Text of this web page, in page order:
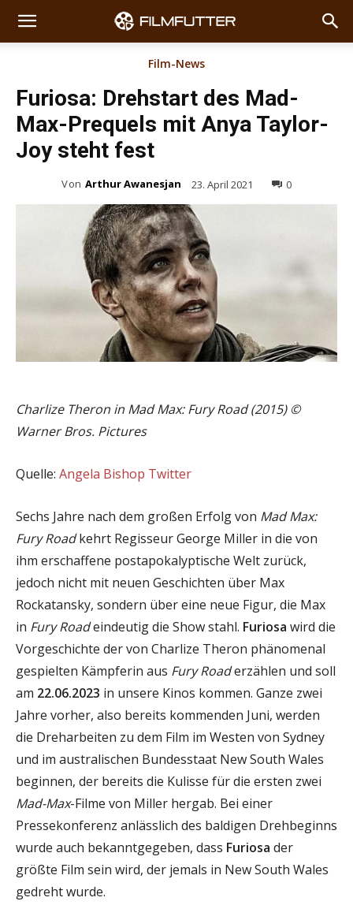
Film-News
Furiosa: Drehstart des Mad-
Max-Prequels mit Anya Taylor-
Joy steht fest
Von Arthur Awanesjan 23. April 2021 0
Charlize Theron in Mad Max: Fury Road (2015) ©
Warner Bros. Pictures
Quelle: Angela Bishop Twitter
Sechs Jahre nach dem großen Erfolg von Mad Max:
Fury Roadkehrt Regisseur George Miller in die von
ihm erschaffene postapokalyptische Welt zurück,
jedoch nicht mit neuen Geschichten über Max
Rockatansky, sondern über eine neue Figur, die Max
in Fury Roadeindeutig die Show stahl. Furiosa wird die
Vorgeschichte der von Charlize Theron phänomenal
gespielten Kämpferin aus Fury Roaderzählen und soll
am 22.06.2023 in unsere Kinos kommen. Ganze zwei
Jahre vorher, also bereits kommenden Juni, werden
die Dreharbeiten zu dem Film im Westen von Sydney
und im australischen Bundesstaat New South Wales
beginnen, der bereits die Kulisse für die ersten zwei
Mad-Max-Filme von Miller hergab. Bei einer
Pressekonferenz anlässlich des baldigen Drehbeginns
wurde auch bekanntgegeben, dass Furiosa der
größte Film sein wird, der jemals in New South Wales
gedreht wurde.